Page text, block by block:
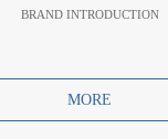
BRAND INTRODUCTION
MORE